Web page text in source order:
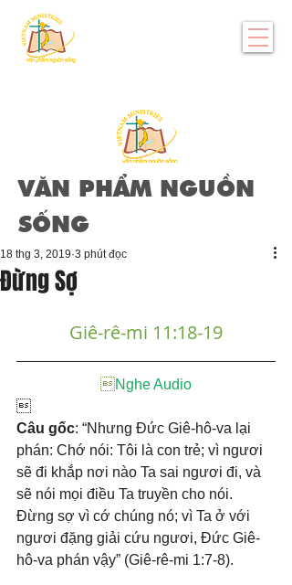
VĂN PHẨM NGUỒN
SỐNG
Đừng Sợ
18 thg 3, 2019 3 phút đọc
Giê-rê-mi 11:18-19
Nghe Audio

Câu gốc: “Nhưng Đức Giê-hô-va lại
phán: Chớ nói: Tôi là con trẻ; vì ngươi
sẽ đi khắp nơi nào Ta sai ngươi đi, và
sẽ nói mọi điều Ta truyền cho nói.
Đừng sợ vì cớ chúng nó; vì Ta ở với
ngươi đặng giải cứu ngươi, Đức Giê-
hô-va phán vậy” (Giê-rê-mi 1:7-8).